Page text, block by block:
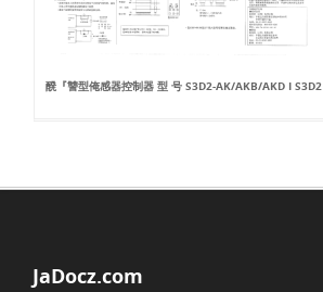
醗『讐型俺感器控制器 型 号 S3D2-AK/AKB/AKD I S3D2
JaDocz.com